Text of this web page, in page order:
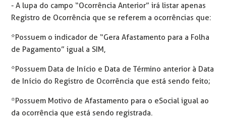
- A lupa do campo “Ocorrência Anterior” irá listar apenas
Registro de Ocorrência que se referem a ocorrências que:
*Possuem o indicador de “Gera Afastamento para a Folha
de Pagamento” igual a SIM,
*Possuem Data de Início e Data de Término anterior à Data
de Início do Registro de Ocorrência que está sendo feito;
*Possuem Motivo de Afastamento para o eSocial igual ao
da ocorrência que está sendo registrada.